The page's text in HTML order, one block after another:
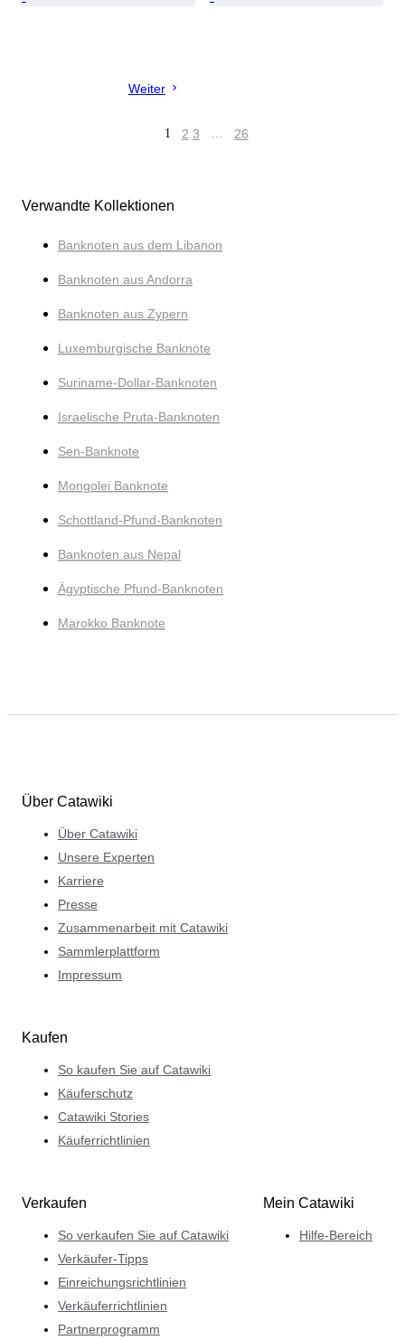
Weiter
1 2 3 … 26
Verwandte Kollektionen
Banknoten aus dem Libanon
Banknoten aus Andorra
Banknoten aus Zypern
Luxemburgische Banknote
Suriname-Dollar-Banknoten
Israelische Pruta-Banknoten
Sen-Banknote
Mongolei Banknote
Schottland-Pfund-Banknoten
Banknoten aus Nepal
Ägyptische Pfund-Banknoten
Marokko Banknote
Über Catawiki
Über Catawiki
Unsere Experten
Karriere
Presse
Zusammenarbeit mit Catawiki
Sammlerplattform
Impressum
Kaufen
So kaufen Sie auf Catawiki
Käuferschutz
Catawiki Stories
Käuferrichtlinien
Verkaufen
So verkaufen Sie auf Catawiki
Verkäufer-Tipps
Einreichungsrichtlinien
Verkäuferrichtlinien
Partnerprogramm
Mein Catawiki
Hilfe-Bereich